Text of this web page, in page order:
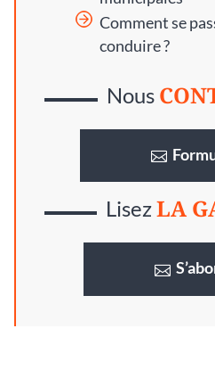
Comment se
conduire ?
Nous
LisezLA